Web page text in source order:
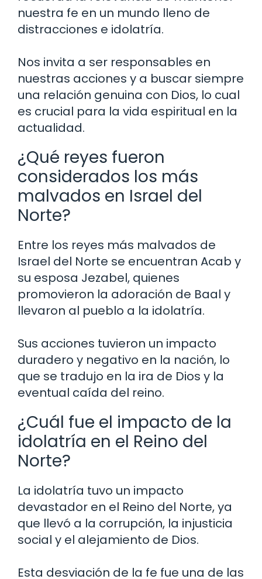
nuestra fe en un mundo lleno de
distracciones e idolatría.
Nos invita a ser responsables en
nuestras acciones y a buscar siempre
una relación genuina con Dios, lo cual
es crucial para la vida espiritual en la
actualidad.
¿Qué reyes fueron
considerados los más
malvados en Israel del
Norte?
Entre los reyes más malvados de
Israel del Norte se encuentran Acab y
su esposa Jezabel, quienes
promovieron la adoración de Baal y
llevaron al pueblo a la idolatría.
Sus acciones tuvieron un impacto
duradero y negativo en la nación, lo
que se tradujo en la ira de Dios y la
eventual caída del reino.
¿Cuál fue el impacto de la
idolatría en el Reino del
Norte?
La idolatría tuvo un impacto
devastador en el Reino del Norte, ya
que llevó a la corrupción, la injusticia
social y el alejamiento de Dios.
Esta desviación de la fe fue una de las